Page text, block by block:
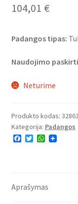
104,01 €
Padangos tipas:
Naudojimo
Neturime
Produkto kodas:
Kategorija: Padangos
F
o
T
r
W
p
Aprašymas